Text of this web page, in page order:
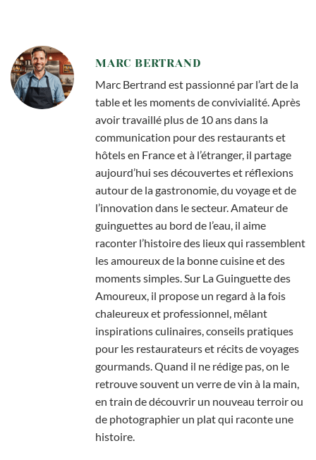
MARC BERTRAND
Marc Bertrand est passionné par l’art de la
table et les moments de convivialité. Après
avoir travaillé plus de 10 ans dans la
communication pour des restaurants et
hôtels en France et à l’étranger, il partage
aujourd’hui ses découvertes et réflexions
autour de la gastronomie, du voyage et de
l’innovation dans le secteur. Amateur de
guinguettes au bord de l’eau, il aime
raconter l’histoire des lieux qui rassemblent
les amoureux de la bonne cuisine et des
moments simples. Sur La Guinguette des
Amoureux, il propose un regard à la fois
chaleureux et professionnel, mêlant
inspirations culinaires, conseils pratiques
pour les restaurateurs et récits de voyages
gourmands. Quand il ne rédige pas, on le
retrouve souvent un verre de vin à la main,
en train de découvrir un nouveau terroir ou
de photographier un plat qui raconte une
histoire.